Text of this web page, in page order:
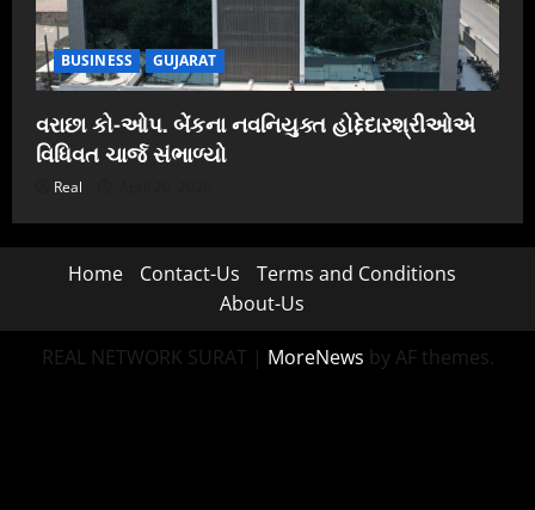
BUSINESS GUJARAT
વરાછા કો-ઓપ. બેંકના નવનિયુક્ત હોદ્દેદારશ્રીઓએ
વિધિવત ચાર્જ સંભાળ્યો
Real
Home Contact-Us
Terms and Conditions
About-Us
REAL NETWORK SURAT | MoreNews by AF themes.